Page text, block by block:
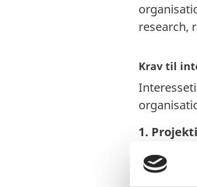
research,
Krav til
1.
Kort